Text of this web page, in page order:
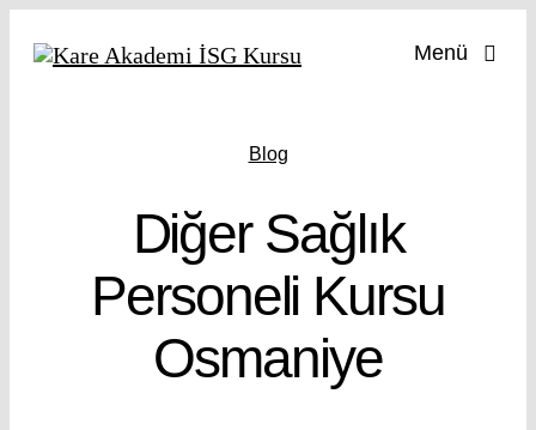
Menü
Blog
Diğer Sağlık
Personeli Kursu
Osmaniye